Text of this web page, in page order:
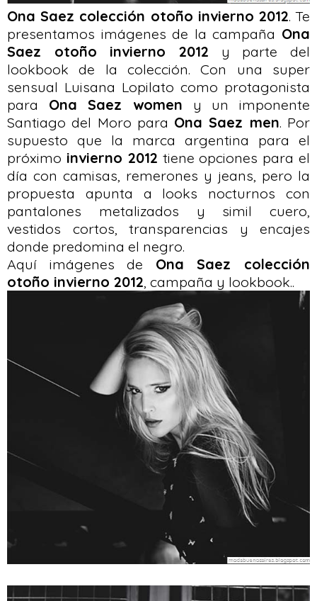
Ona Saez colección otoño invierno 2012. Te
presentamos imágenes de la campaña Ona
Saez otoño invierno 2012 y parte del
lookbook de la colección. Con una super
sensual Luisana Lopilato como protagonista
para Ona Saez women y un imponente
Santiago del Moro para Ona Saez men. Por
supuesto que la marca argentina para el
próximo invierno 2012 tiene opciones para el
día con camisas, remerones y jeans, pero la
propuesta apunta a looks nocturnos con
pantalones metalizados y simil cuero,
vestidos cortos, transparencias y encajes
donde predomina el negro.
Aquí imágenes de Ona Saez colección
otoño invierno 2012, campaña y lookbook..